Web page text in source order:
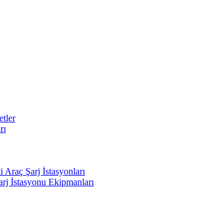
Araç Şarj İstasyonları
İstasyonu Ekipmanları